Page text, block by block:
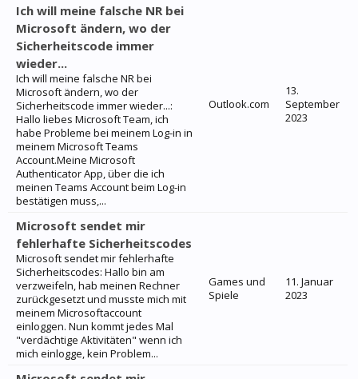
Ich will meine falsche NR bei
Microsoft ändern, wo der
Sicherheitscode immer
wieder...
Ich will meine falsche NR bei
Microsoft ändern, wo der
Sicherheitscode immer wieder...:
Hallo liebes Microsoft Team, ich
habe Probleme bei meinem Log-in in
meinem Microsoft Teams
Account.Meine Microsoft
Authenticator App, über die ich
meinen Teams Account beim Log-in
bestätigen muss,...
Outlook.com
13.
September
2023
Microsoft sendet mir
fehlerhafte Sicherheitscodes
Microsoft sendet mir fehlerhafte
Sicherheitscodes: Hallo bin am
verzweifeln, hab meinen Rechner
zurückgesetzt und musste mich mit
meinem Microsoftaccount
einloggen. Nun kommt jedes Mal
"verdächtige Aktivitäten" wenn ich
mich einlogge, kein Problem...
Games und
Spiele
11. Januar
2023